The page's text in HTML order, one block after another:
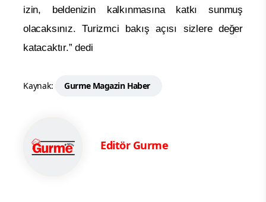
izin, beldenizin kalkınmasına katkı sunmuş
olacaksınız. Turizmci bakış açısı sizlere değer
katacaktır.” dedi
Kaynak: Gurme Magazin Haber
Editör Gurme